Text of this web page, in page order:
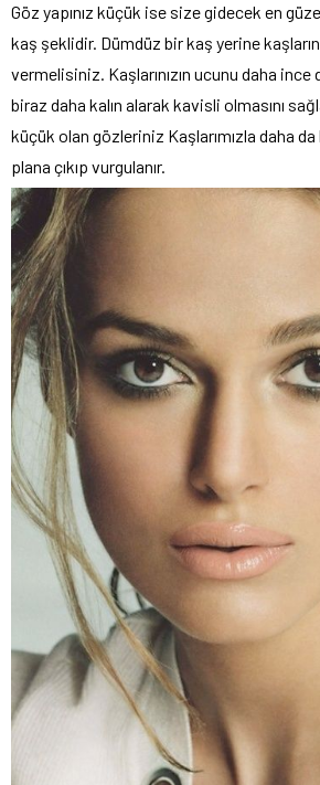
Göz yapınız küçük ise size gidecek en güze
kaş şeklidir. Dümdüz bir kaş yerine
vermelisiniz. Kaşlarınızın ucunu daha ince
biraz daha kalın alarak kavisli olmasını
küçük olan gözleriniz Kaşlarımızla daha
plana çıkıp vurgulanır.